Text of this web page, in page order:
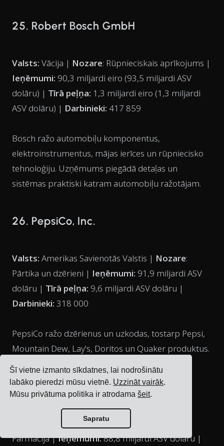
Šī vietne izmanto sīkdatnes, lai nodrošinātu
labāko pieredzi mūsu vietnē. Uzzināt vairāk.
Mūsu privātuma politika ir atrodamašeit.
Sapratu
25. Robert Bosch GmbH
Valsts: Vācija | Nozare: Rūpnieciskais aprīkojums |
Ieņēmumi: 90,3 miljardi eiro (93,5 miljardi ASV
dolāru) | Tīrā peļņa: 1,3 miljardi eiro (1,3 miljardi
ASV dolāru) | Darbinieki: 417 859
Bosch ražo automobiļu komponentus,
elektroinstrumentus, mājas ierīces un rūpniecisko
tehnoloģiju. Uzņēmums piegādā detaļas un
sistēmas praktiski katram automobiļu ražotājam.
26. PepsiCo, Inc.
Valsts: Amerikas Savienotās Valstis | Nozare:
Pārtika un dzērieni | Ieņēmumi: 91,9 miljardi ASV
dolāru | Tīrā peļņa: 9,6 miljardi ASV dolāru |
Darbinieki: 318 000
PepsiCo ražo dzērienus un uzkodas, tostarp Pepsi,
Mountain Dew, Lay's, Doritos un Quaker produktus.
27. Johnson & Johnson
Amerikas Savienotās Valstis |
Farmācija |Ieņēmumi:88,8 miljardi ASV dolāru |